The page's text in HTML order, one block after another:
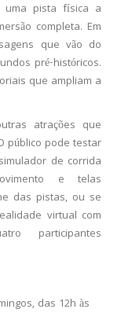
uma pista física a
completa. Em
que vão do
pré-históricos.
que ampliam a
atrações que
público pode testar
de corrida
e telas
das pistas, ou se
virtual com
participantes
das 12h às